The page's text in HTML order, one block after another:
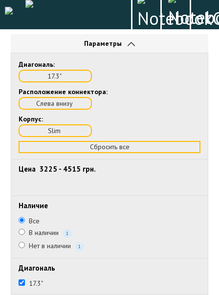
Параметры
Диагональ:
17.3"
Расположение коннектора:
Слева внизу
Корпус:
Slim
Сбросить все
Цена 3225 - 4515 грн.
Наличие
Все
В наличии
1
Нет в наличии 1
Диагональ
17.3"